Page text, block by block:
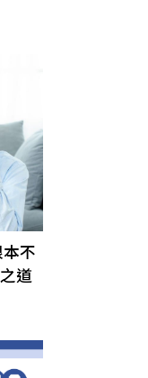
不
道